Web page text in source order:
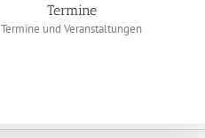
Termine
Termine und Veranstaltungen